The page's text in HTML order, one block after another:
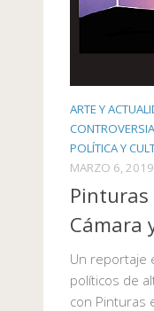
ARTE Y
POLÍTICA Y
MARZO 6, 2019
Pinturas
Cámara
Un reportaje
políticos de
con Pinturas